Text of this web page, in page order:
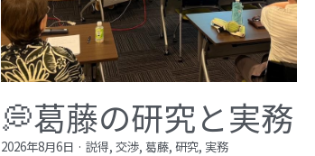
💭葛藤の研究と実務
2026年8月6日 · 説得, 交渉, 葛藤, 研究, 実務